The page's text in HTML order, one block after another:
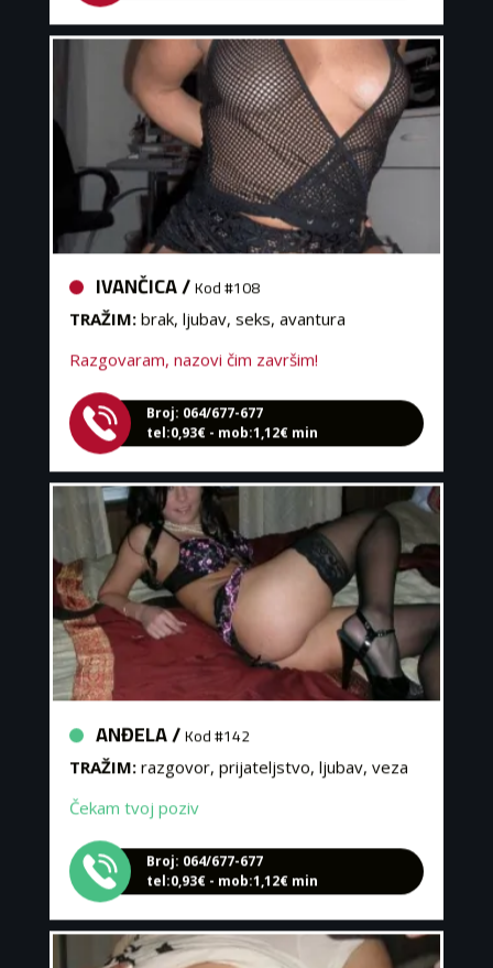
IVANČICA /
TRAŽIM:
Broj: 064/677-677
tel:0,93€ - mob:1,12€ min
ANĐELA /
Broj: 064/677-677
tel:0,93€ - mob:1,12€ min